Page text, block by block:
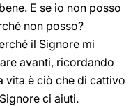
E se io non posso
non posso?
il Signore mi
avanti, ricordando
vita è ciò che di cattivo
ci aiuti.